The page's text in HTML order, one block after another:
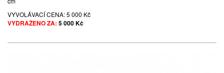
VYVOLÁVACÍ CENA:5 000 Kč
VYDRAŽENO ZA: 5 000 Kč